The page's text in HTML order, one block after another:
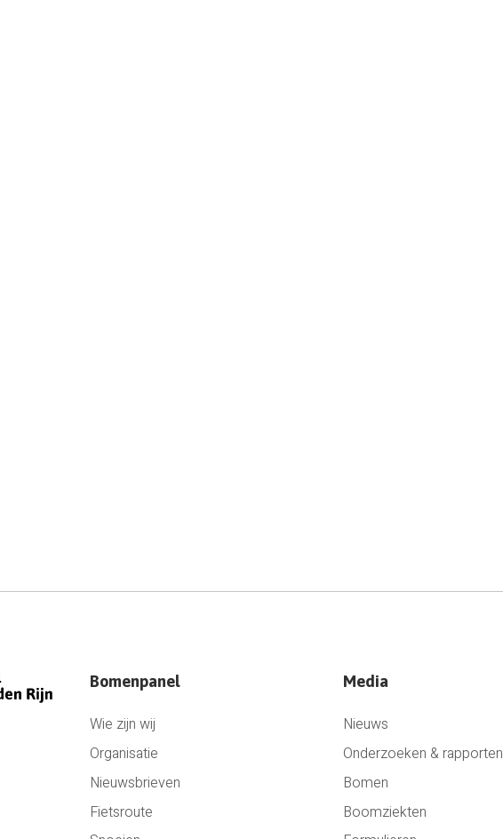
Bomenpanel
Wie zijn wij
Organisatie
Nieuwsbrieven
Fietsroute
Media
Nieuws
Onderzoeken & rapporten
Bomen
Boomziekten